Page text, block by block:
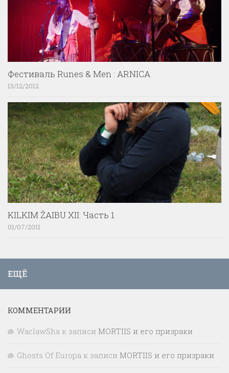
Фестиваль Runes & Men : ARNICA
13/12/2012
KILKIM ŽAIBU XII: Часть 1
01/07/2011
ЕЩЁ
КОММЕНТАРИИ
WaclawSha к записи MORTIIS и его призраки
Ghosts Of Europa к записи MORTIIS и его призраки